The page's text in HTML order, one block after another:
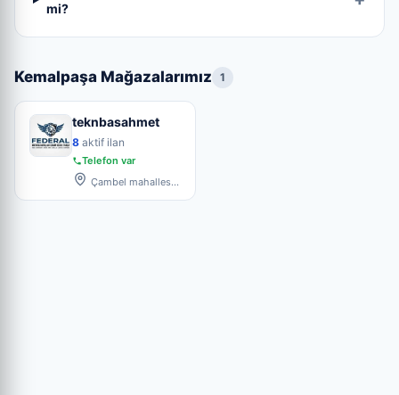
mi?
Kemalpaşa Mağazalarımız 1
TE
teknbasahmet
8 aktif ilan
Telefon var
Çambel mahallesi